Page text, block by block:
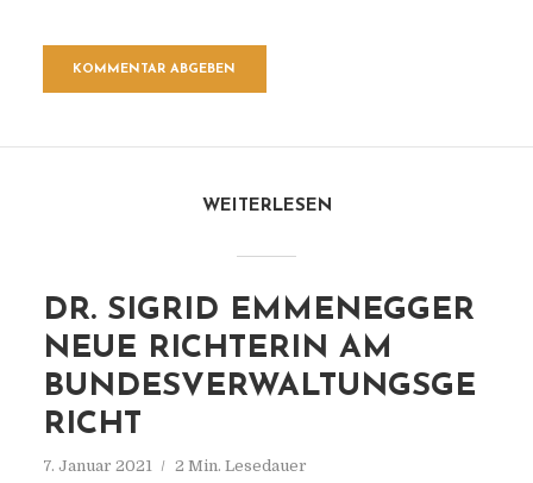
WEITERLESEN
DR. SIGRID EMMENEGGER
NEUE RICHTERIN AM
BUNDESVERWALTUNGSGE
RICHT
7. Januar 2021 2 Min. Lesedauer